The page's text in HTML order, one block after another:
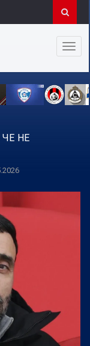
НЕ